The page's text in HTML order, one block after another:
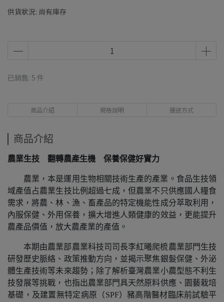
供貨狀況: 尚有庫存
已銷售: 5 件
商品介紹 規格說明 運送方式
商品介紹
農業生技 翻轉農產生機 保養保健好實力
農業，本是運用生物相關技術生產的產業。食品生技領
域產值占農業生技比例超過七成，但農業不只供應國人糧食
需求，將農、林、漁、畜產品的特定機能性成分萃取利用，
內服保健、外用保養，擴大增進人類健康的效益，更能提升
農產品價值，放大農產業的產值。
本期由農業部農業科技司司長李紅曦爬梳農業部門生技
研發歷史脈絡、政策推動方向，並揭示聚焦銀髮保健、外泌
體生產技術等未來趨勢；除了解析臺灣農業小農型態不利生
技發展等挑戰，也指出農業部門具天然原料供應、園藝栽培
基礎，及建置無特定病原（SPF）豬高階醫材臨床前試驗平